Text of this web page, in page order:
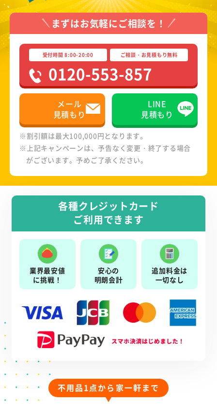
まずはお気軽にご相談を！
受付時間 8:00-20:00 ご相談・お見積もり無料
0120-553-857
メール
見積もり
LINE
見積もり
※割引額は最大100,000円となります。
※上記キャンペーンは、予告なく変更・終了する場合
がございます。予めご了承ください。
各種クレジットカード
ご利用できます
業界最安値
に挑戦！
安心の
明朗会計
追加料金は
一切なし
不用品1点から家一軒まで